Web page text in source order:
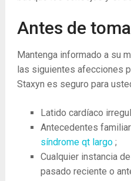
Antes de
Mantenga informado a su
las siguientes afecciones
Staxyn es seguro para
Latido cardíaco
Antecedentes
síndrome qt largo ;
Cualquier instancia
pasado reciente o